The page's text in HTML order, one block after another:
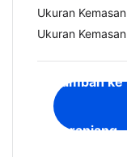
Ukuran
Ukuran
Tambah ke
Keranjang